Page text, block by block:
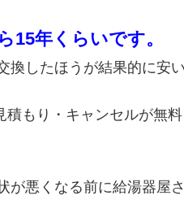
15年くらいです。
したほうが結果的に安
もり・キャンセルが無
悪くなる前に給湯器屋